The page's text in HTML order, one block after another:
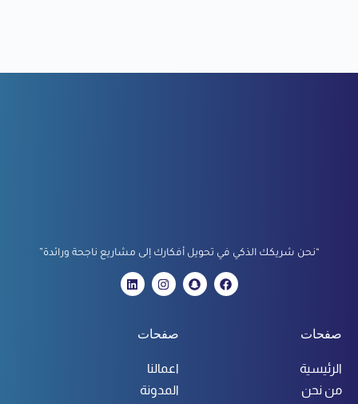
“نحن شريكك الذكي في تحويل أفكارك إلى مشاريع ناجحة ورائدة”
صفحات
الرئيسية
من نحن
صفحات
اعمالنا
المدونة